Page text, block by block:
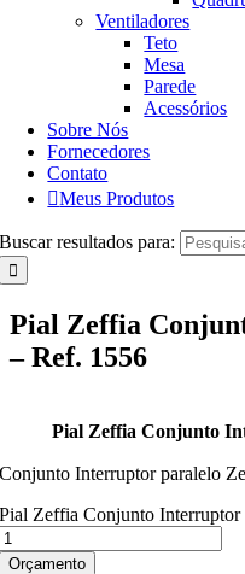
Ventiladores
Teto
Mesa
Parede
Acessórios
Sobre Nós
Fornecedores
Contato
Meus Produtos
Buscar resultados para:
Pial Zeffia
– Ref. 1556
Pial Zeffia Conjunto
Conjunto Interruptor paralelo
Pial Zeffia Conjunto Interruptor
Orçamento